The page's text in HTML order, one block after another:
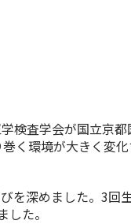
査学会が国立京
く環境が大きく変
深めました。3回
た。